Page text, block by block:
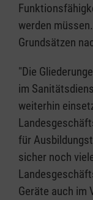
werden
Grundsätzen
"Die
im
weiterhin
für
sicher noch
Geräte auch im